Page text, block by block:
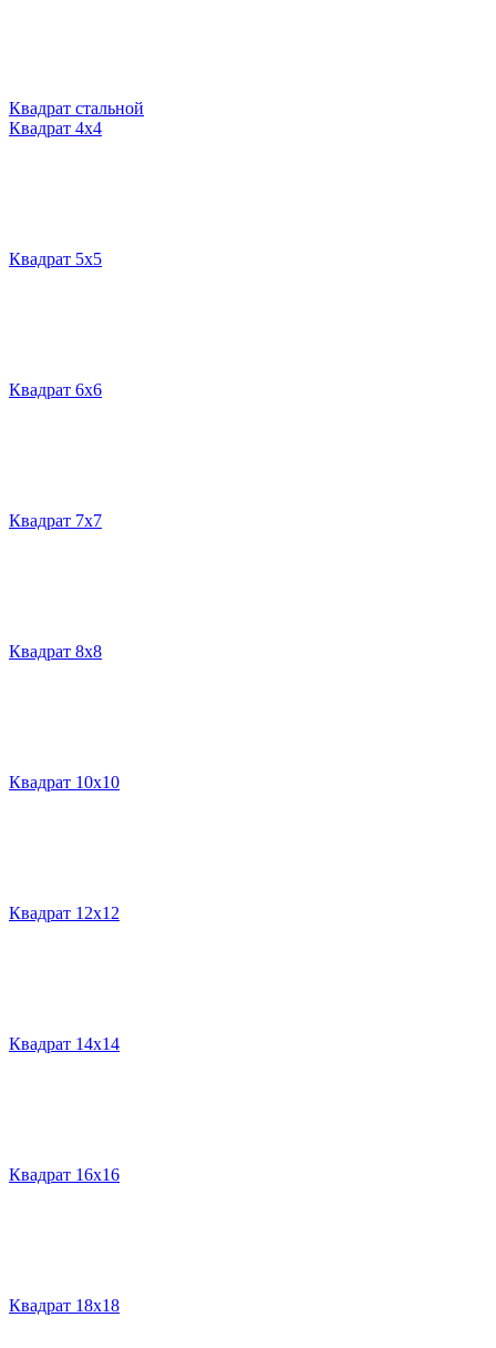
Квадрат стальной
Квадрат 4х4
Квадрат 5х5
Квадрат 6х6
Квадрат 7х7
Квадрат 8х8
Квадрат 10х10
Квадрат 12х12
Квадрат 14х14
Квадрат 16х16
Квадрат 18х18